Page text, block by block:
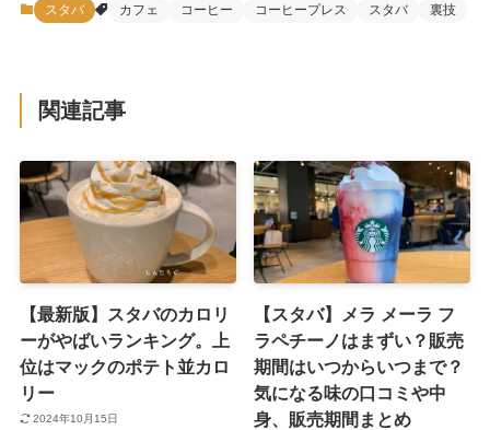
スタバ カフェ コーヒー コーヒープレス スタバ 裏技
関連記事
【最新版】スタバのカロリ
ーがやばいランキング。上
位はマックのポテト並カロ
リー
2024年10月15日
【スタバ】メラ メーラ フ
ラペチーノはまずい？販売
期間はいつからいつまで？
気になる味の口コミや中
身、販売期間まとめ